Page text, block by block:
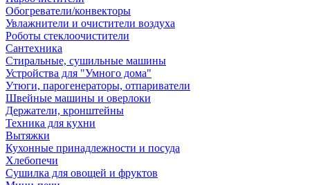
Обогреватели/конвекторы
Увлажнители и очистители воздуха
Роботы стеклоочистители
Сантехника
Стиральные, сушильные машины
Устройства для "Умного дома"
Утюги, парогенераторы, отпариватели
Швейные машины и оверлоки
Держатели, кронштейны
Техника для кухни
Вытяжки
Кухонные принадлежности и посуда
Хлебопечи
Сушилка для овощей и фруктов